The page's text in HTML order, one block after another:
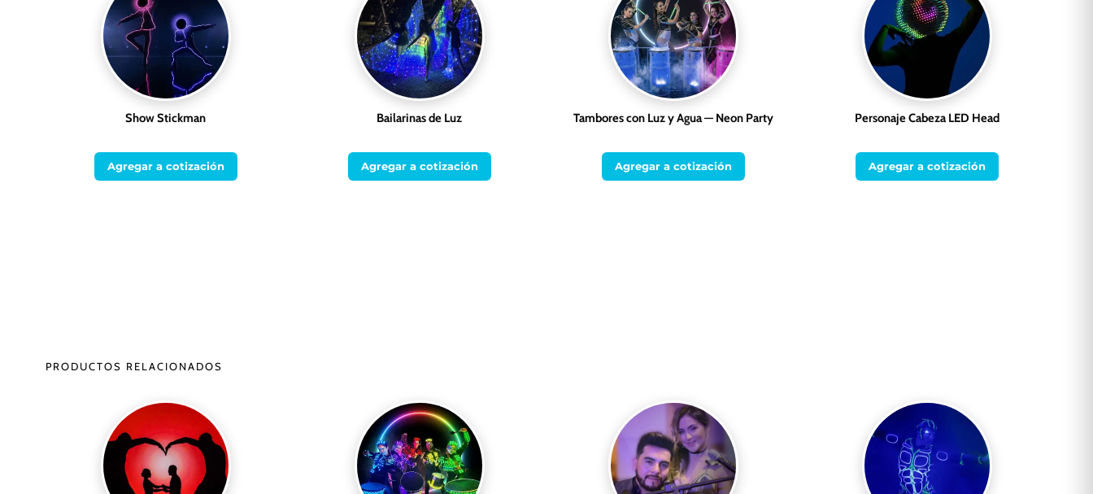
Show Stickman
Agregar a cotización
Bailarinas de Luz
Agregar a cotización
Tambores con Luz y Agua — Neon Party
Agregar a cotización
Personaje Cabeza LED Head
Agregar a cotización
PRODUCTOS RELACIONADOS